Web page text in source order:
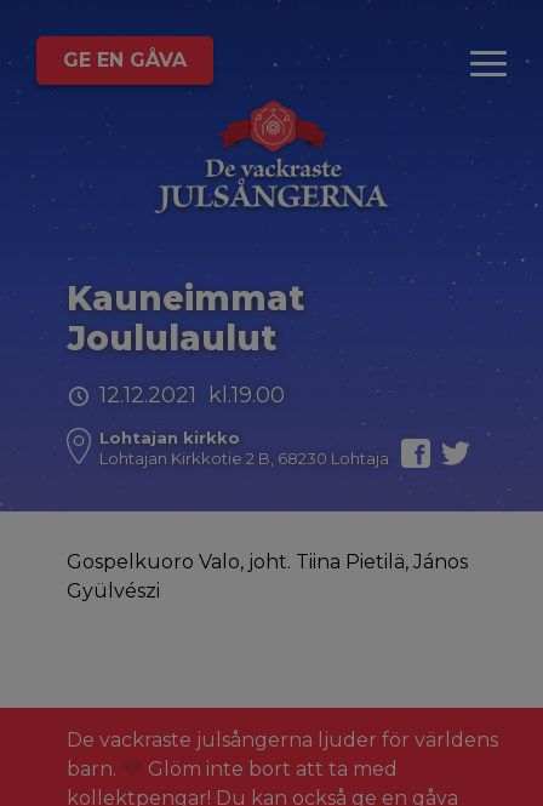
GE EN GÅVA
Kauneimmat
Joululaulut
12.12.2021 kl.19.00
Lohtajan kirkko
Lohtajan Kirkkotie 2 B, 68230 Lohtaja
Gospelkuoro Valo, joht. Tiina Pietilä, János
Gyülvészi
De vackraste julsångerna ljuder för världens
barn.
Glöm inte bort att ta med
kollektpengar! Du kan också ge en gåva